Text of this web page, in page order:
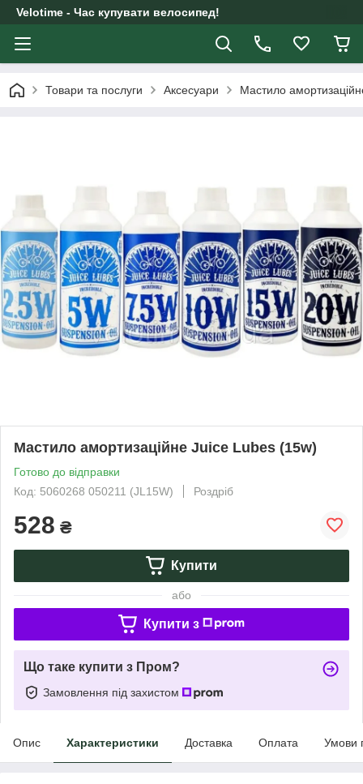
Velotime - Час купувати велосипед!
Товари та послуги Аксесуари Мастило
Мастило амортизаційне Juice Lubes (15w)
Готово до відправки
Код: 5060268 050211 (JL15W)
Роздріб
528 ₴
Купити
або
Купити з
Що таке купити з Пром?
Замовлення під захистом
Опис Характеристики Доставка Оплата Умови